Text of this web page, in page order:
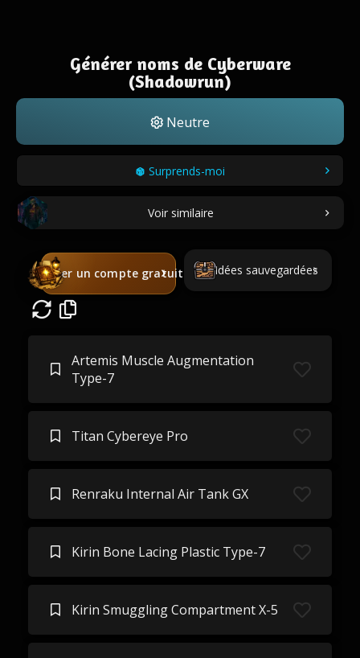
Générer noms de Cyberware
(Shadowrun)
Neutre
Surprends-moi
Voir similaire
Créer un compte gratuit Idées sauvegardées
Artemis Muscle Augmentation
Type-7
Titan Cybereye Pro
Renraku Internal Air Tank GX
Kirin Bone Lacing Plastic Type-7
Kirin Smuggling Compartment X-5